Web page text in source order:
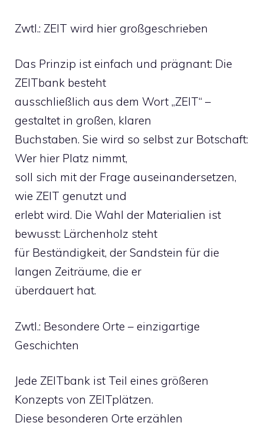
Zwtl.: ZEIT wird hier großgeschrieben
Das Prinzip ist einfach und prägnant: Die
ZEITbank besteht
ausschließlich aus dem Wort „ZEIT“ –
gestaltet in großen, klaren
Buchstaben. Sie wird so selbst zur Botschaft:
Wer hier Platz nimmt,
soll sich mit der Frage auseinandersetzen,
wie ZEIT genutzt und
erlebt wird. Die Wahl der Materialien ist
bewusst: Lärchenholz steht
für Beständigkeit, der Sandstein für die
langen Zeiträume, die er
überdauert hat.
Zwtl.: Besondere Orte – einzigartige
Geschichten
Jede ZEITbank ist Teil eines größeren
Konzepts von ZEITplätzen.
Diese besonderen Orte erzählen